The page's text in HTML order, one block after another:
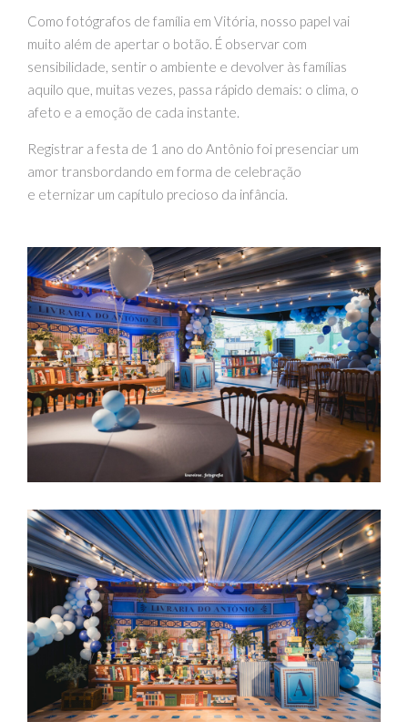
Como fotógrafos de família em Vitória, nosso papel vai
muito além de apertar o botão. É observar com
sensibilidade, sentir o ambiente e devolver às famílias
aquilo que, muitas vezes, passa rápido demais: o clima, o
afeto e a emoção de cada instante.
Registrar a festa de 1 ano do Antônio foi presenciar um
amor transbordando em forma de celebração
e eternizar um capítulo precioso da infância.